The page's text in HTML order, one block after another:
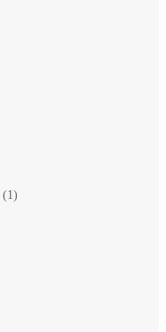
(1)